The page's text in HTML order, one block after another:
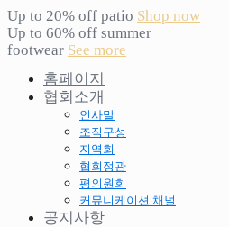
Up to 20% off patio Shop now
Up to 60% off summer
footwear See more
홈페이지
협회소개
인사말
조직구성
지역회
협회정관
평의원회
커뮤니케이션 채널
공지사항